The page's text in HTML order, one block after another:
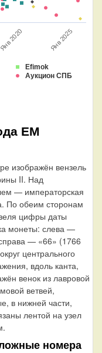
Efimok
Аукцион СПБ
Янв 2020 Янв 2025
ЕМ
изображён вензель
II. Над
— императорская
По обеим сторонам
цифры даты
монеты: слева —
— «66» (1766
центрального
вдоль канта,
венок из лавровой
ветвей,
в нижней части,
лентой на узел
номера